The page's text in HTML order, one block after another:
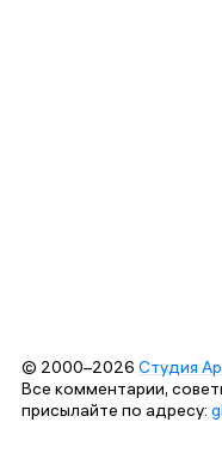
© 2000–2026 Студия
Все комментарии,
присылайте по адресу: